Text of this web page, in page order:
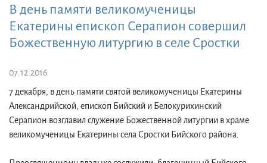
В день памяти великомученицы
Екатерины епископ Серапион совершил
Божественную литургию в селе Сростки
07.12.2016
7 декабря, в день памяти святой великомученицы Екатерины
Александрийской, епископ Бийский и Белокурихинский
Серапион возглавил служение Божественной литургии в храме
великомученицы Екатерины села Сростки Бийского района.